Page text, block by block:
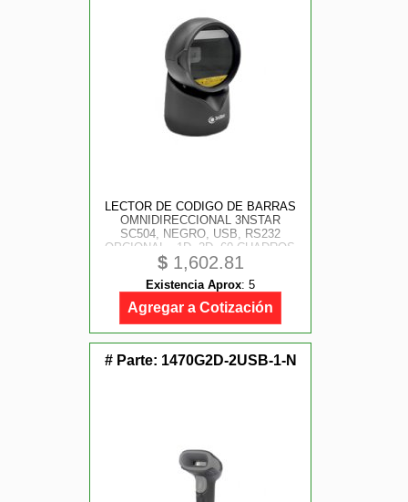
LECTOR DE CODIGO DE BARRAS
OMNIDIRECCIONAL 3NSTAR
SC504, NEGRO, USB, RS232
OPCIONAL , 1D, 2D, 60 CUADROS
POR SEGUNDO
$1,602.81
Existencia Aprox: 5
Agregar a Cotización
# Parte: 1470G2D-2USB-1-N